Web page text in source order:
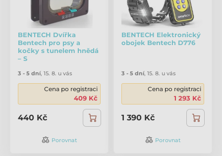
BENTECH Dvířka
Bentech pro psy a
kočky s tunelem hnědá
– S
3 - 5 dní, 15. 8. u vás
Cena po registraci
409 Kč
440 Kč
Porovnat
BENTECH Elektronický
obojek Bentech D776
3 - 5 dní, 15. 8. u vás
Cena po registraci
1 293 Kč
1 390 Kč
Porovnat